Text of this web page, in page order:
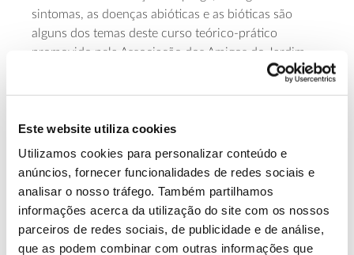
Este website utiliza cookies
Utilizamos cookies para personalizar conteúdo e
anúncios, fornecer funcionalidades de redes sociais e
analisar o nosso tráfego. Também partilhamos
informações acerca da utilização do site com os nossos
parceiros de redes sociais, de publicidade e de análise,
que as podem combinar com outras informações que
sintomas, as doenças abióticas e as bióticas são
alguns dos temas deste curso teórico-prático
promovido pela Associação dos Amigos do Jardim
Botânico da Ajuda. A formação, a cargo de Filomena
Saiba mais
13.07.2026
Genoma do priolo e de outras espécies em risco: